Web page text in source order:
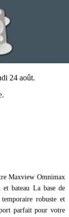
24 août.
Maxview Omnimax
bateau La base de
robuste et
parfait pour votre